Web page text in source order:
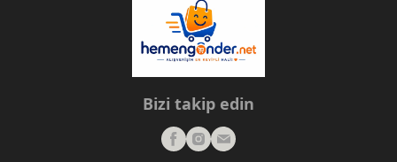
Bizi takip edin